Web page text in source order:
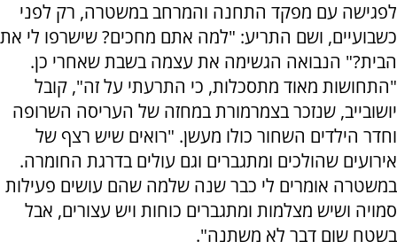
לפגישה עם מפקד התחנה והמרחב במשטרה, רק לפני
כשבועיים, ושם התריע: "למה אתם מחכים? שישרפו לי את
הבית?" הנבואה הגשימה את עצמה בשבת שאחרי כן.
"התחושות מאוד מתסכלות, כי התרעתי על זה", קובל
יושובייב, שנזכר בצמרמורת במחזה של העריסה השרופה
וחדר הילדים השחור כולו מעשן. "רואים שיש רצף של
אירועים שהולכים ומתגברים וגם עולים בדרגת החומרה.
במשטרה אומרים לי כבר שנה שלמה שהם עושים פעילות
סמויה ושיש מצלמות ומתגברים כוחות ויש עצורים, אבל
בשטח שום דבר לא משתנה".